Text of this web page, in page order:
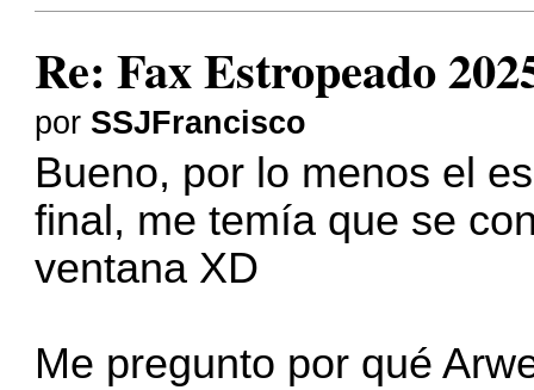
Re: Fax Estropeado
por SSJFrancisco
Bueno, por lo menos el
final, me temía que se
ventana XD
Me pregunto por qué